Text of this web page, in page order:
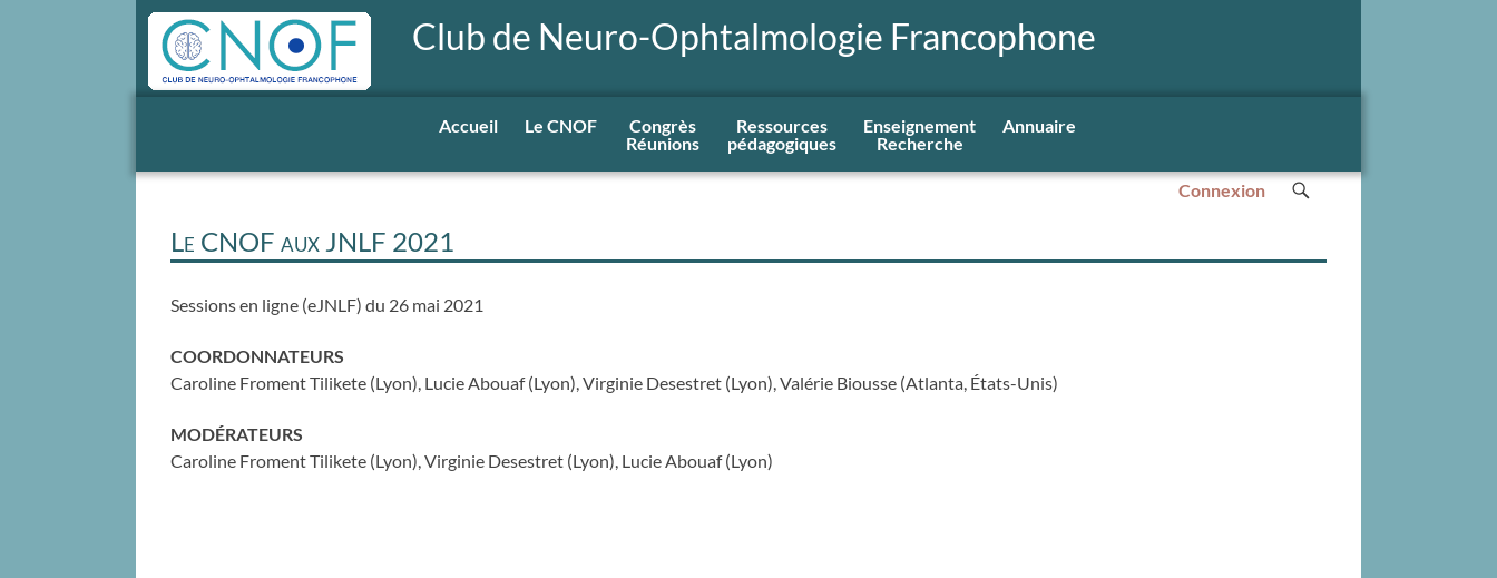
Club de Neuro-Ophtalmologie Francophone
Accueil Le CNOF
Congrès
Réunions
Ressources
pédagogiques
Enseignement
Recherche
Annuaire
Connexion
Le CNOF aux JNLF 2021
Sessions en ligne (eJNLF) du 26 mai 2021
COORDONNATEURS
Caroline Froment Tilikete (Lyon), Lucie Abouaf (Lyon), Virginie Desestret (Lyon), Valérie Biousse (Atlanta, États-Unis)
MODÉRATEURS
Caroline Froment Tilikete (Lyon), Virginie Desestret (Lyon), Lucie Abouaf (Lyon)